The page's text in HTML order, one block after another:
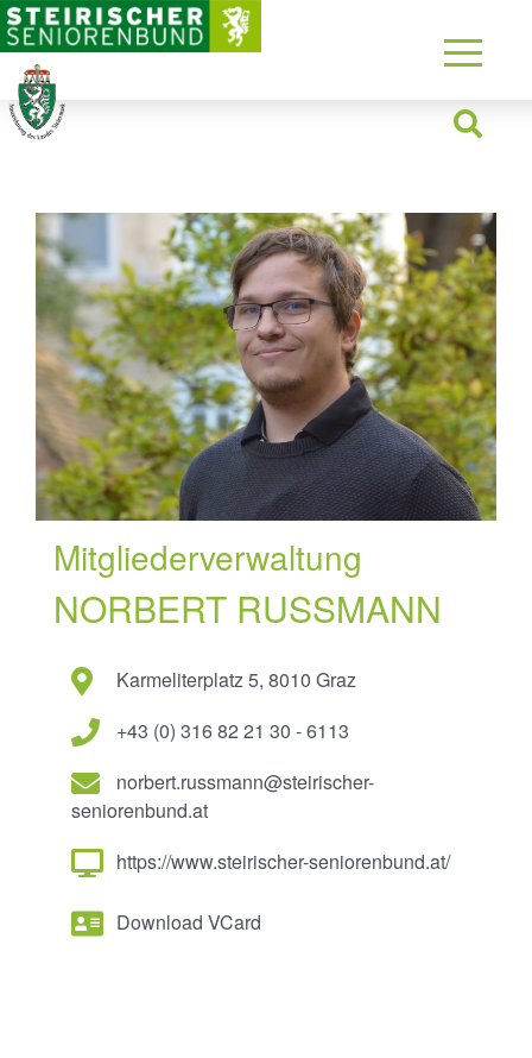
Mitgliederverwaltung
NORBERT RUSSMANN
Karmeliterplatz 5, 8010 Graz
+43 (0) 316 82 21 30 - 6113
norbert.russmann@steirischer-
seniorenbund.at
https://www.steirischer-seniorenbund.at/
Download VCard